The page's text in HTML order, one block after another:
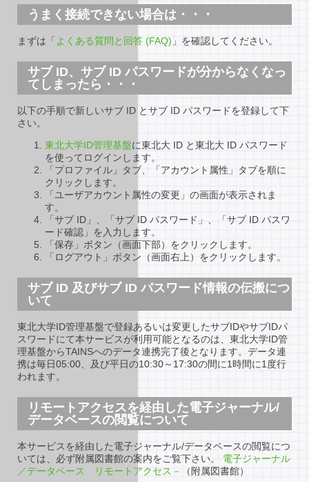
うまく接続できない場合は・・・
まずは「 よくある質問と回答 (FAQ) 」を確認してください。
サブ ID、サブ ID パスワードが分からなくなっ
てしまったら・・・
以下の手順で新しいサブ ID とサブ ID パスワードを登録して下
さい。
東北大学ID管理基盤に東北大 ID と東北大 ID パスワード
を使ってログインします。
「プロファイル」タブ、「アカウント属性」タブを順に
クリックします。
「ユーザアカウント属性の変更」の画面が表示されま
す。
「サブ ID」、「サブ ID パスワード」、「サブ ID パスワ
ード確認」を入力します。
「保存」ボタン（画面下部）をクリックします。
「ログアウト」ボタン（画面右上）をクリックします。
サブ ID 及びサブ ID パスワード情報の伝搬につ
いて
東北大学ID管理基盤で登録あるいは変更したサブIDやサブIDパ
スワードにて本サービスが利用可能となるのは、東北大学ID管
理基盤からTAINSへのデータ連携完了後となります。データ連
携は毎日05:00、及び平日の10:30～17:30の間に1時間に1度行
われます。
リモートアクセスを経由した電子ジャーナル/
データベースの閲覧について
本サービスを経由した電子ジャーナル/データベースの閲覧につ
いては、必ず附属図書館の案内をご覧下さい。 電子ジャーナル
／データベース リモートアクセス－
（附属図書館）